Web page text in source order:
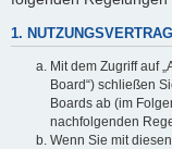
1. NUTZUNGSVERTRAG
Mit dem Zugriff auf
Board“) schließen
Boards ab (im
nachfolgenden
Wenn Sie mit